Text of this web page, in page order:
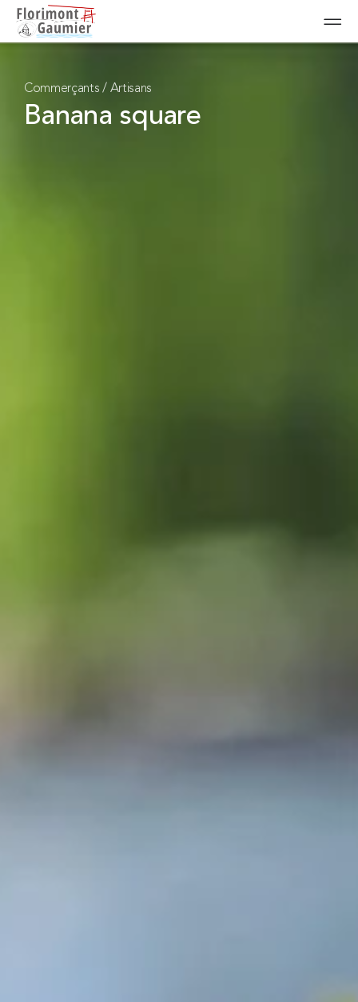
Commerçants / Artisans
Banana square